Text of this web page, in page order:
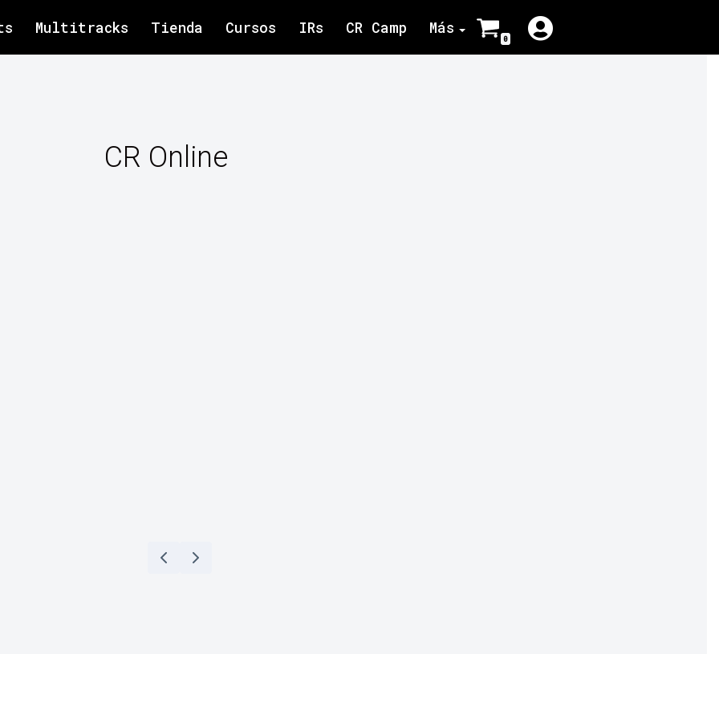
Multitracks Tienda Cursos IRs CR Camp Más
0
CR Online